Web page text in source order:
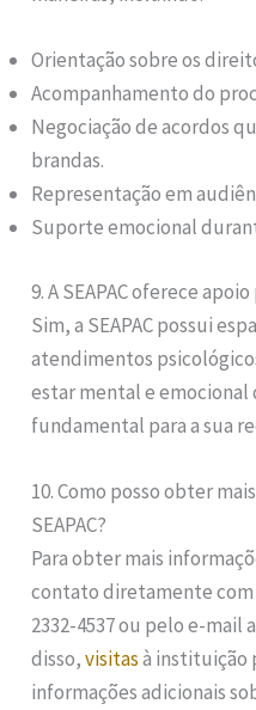
Orientação sobre os
Acompanhamento do
Negociação de acordos
brandas.
Representação em
Suporte emocional
9. A SEAPAC oferece
Sim, a SEAPAC possui
atendimentos
estar mental e emocional
fundamental para a sua
10. Como posso obter
SEAPAC?
Para obter mais
contato diretamente com
2332-4537 ou pelo e-mail
disso,visitasà instituição
informações adicionais